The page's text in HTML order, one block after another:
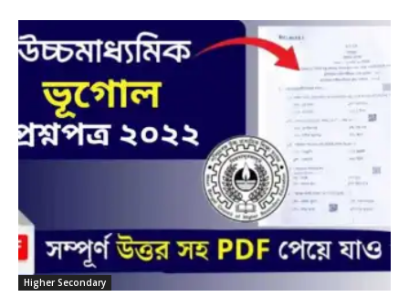
Higher Secondary